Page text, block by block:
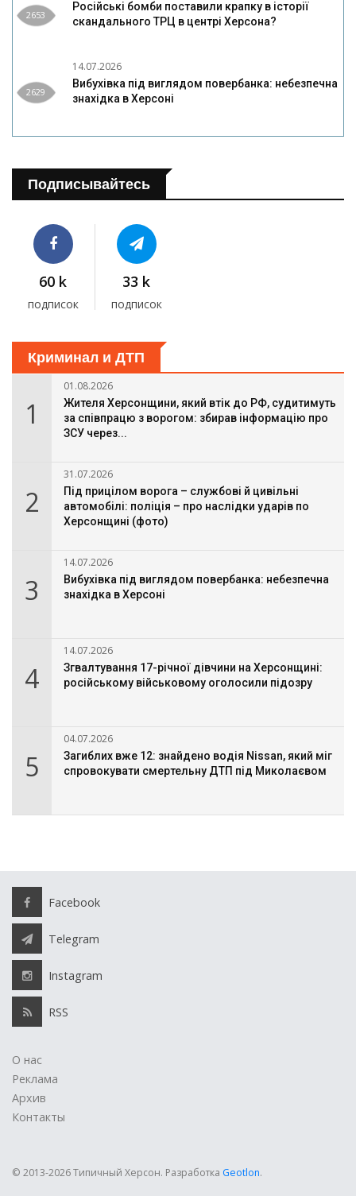
2653
Російські бомби поставили крапку в історії
скандального ТРЦ в центрі Херсона?
2629
14.07.2026
Вибухівка під виглядом повербанка: небезпечна
знахідка в Херсоні
Подписывайтесь
60 k
подписок
33 k
подписок
Криминал и ДТП
1
01.08.2026
Жителя Херсонщини, який втік до РФ, судитимуть
за співпрацю з ворогом: збирав інформацію про
ЗСУ через...
2
31.07.2026
Під прицілом ворога – службові й цивільні
автомобілі: поліція – про наслідки ударів по
Херсонщині (фото)
3
14.07.2026
Вибухівка під виглядом повербанка: небезпечна
знахідка в Херсоні
4
14.07.2026
Згвалтування 17-річної дівчини на Херсонщині:
російському військовому оголосили підозру
5
04.07.2026
Загиблих вже 12: знайдено водія Nissan, який міг
спровокувати смертельну ДТП під Миколаєвом
Facebook
Telegram
Instagram
RSS
О нас
Реклама
Архив
Контакты
© 2013-2026 Типичный Херсон. Разработка Geotlon.